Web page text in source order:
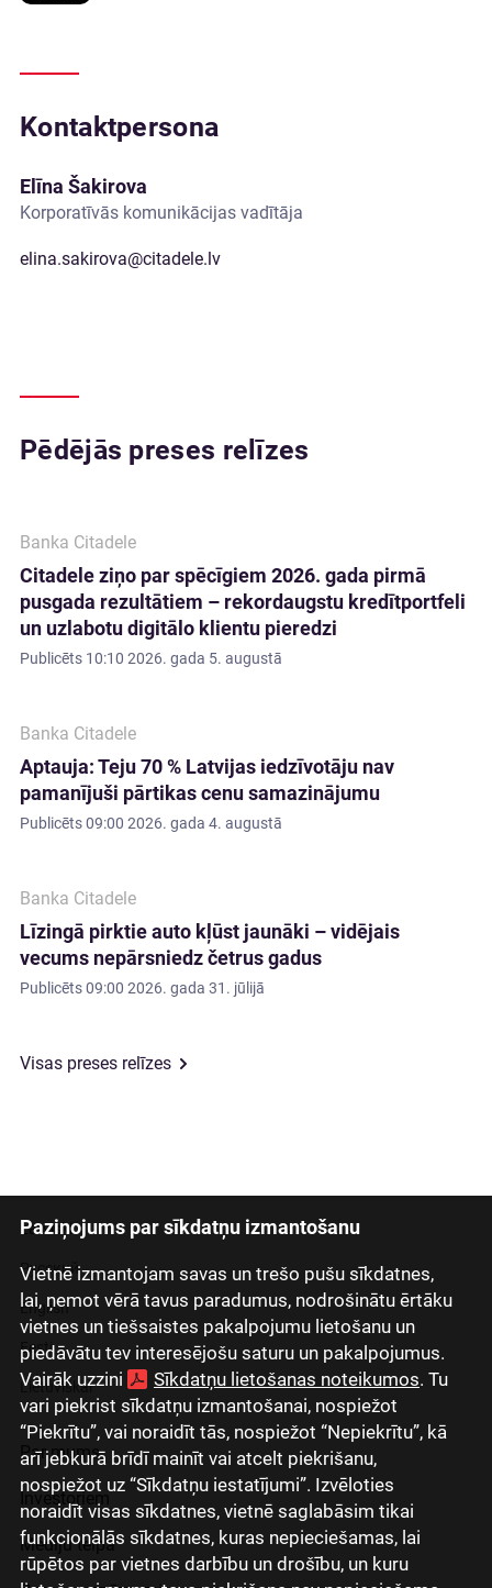
Paziņojums par sīkdatņu izmantošanu
Vietnē izmantojam savas un trešo pušu sīkdatnes,
lai, ņemot vērā tavus paradumus, nodrošinātu ērtāku
vietnes un tiešsaistes pakalpojumu lietošanu un
piedāvātu tev interesējošu saturu un pakalpojumus.
Vairāk uzzini
Sīkdatņu lietošanas noteikumos. Tu
vari piekrist sīkdatņu izmantošanai, nospiežot
“Piekrītu”, vai noraidīt tās, nospiežot “Nepiekrītu”, kā
arī jebkurā brīdī mainīt vai atcelt piekrišanu,
nospiežot uz “Sīkdatņu iestatījumi”. Izvēloties
noraidīt visas sīkdatnes, vietnē saglabāsim tikai
funkcionālās sīkdatnes, kuras nepieciešamas, lai
rūpētos par vietnes darbību un drošību, un kuru
Kontaktpersona
Elīna Šakirova
Korporatīvās komunikācijas vadītāja
elina.sakirova@citadele.lv
Pēdējās preses relīzes
Banka Citadele
Citadele ziņo par spēcīgiem 2026. gada pirmā
pusgada rezultātiem – rekordaugstu kredītportfeli
un uzlabotu digitālo klientu pieredzi
Publicēts 10:10 2026. gada 5. augustā
Banka Citadele
Aptauja: Teju 70 % Latvijas iedzīvotāju nav
pamanījuši pārtikas cenu samazinājumu
Publicēts09:00 2026. gada 4. augustā
Banka Citadele
Līzingā pirktie auto kļūst jaunāki – vidējais
vecums nepārsniedz četrus gadus
Publicēts09:00 2026. gada 31. jūlijā
Visas preses relīzes
Latviski
Русский
English
Eesti
Lietuviškai
Par mums
Investoriem
Mediju telpa